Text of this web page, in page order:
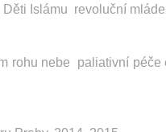
Islámu ­ revoluční
rohu nebe ­ paliativní péče